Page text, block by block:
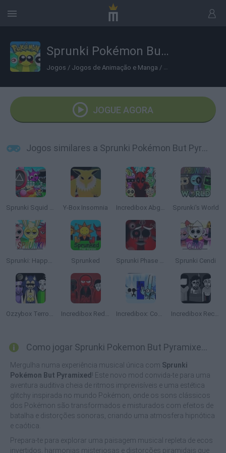
Sprunki Pokémon But Pyramixed
Jogos / Jogos de Animação e Manga / Jogos de Pokemon
JOGUE AGORA
Jogos similares a Sprunki Pokémon But Pyramixed
Sprunki Squid Game Y-Box Insomnia Incredibox Abgerny Sprunki's World
Sprunki: Happy Tree Friends Sprunked Sprunki Phase 10 Definitive Sprunki Cendi
Ozzybox Terrors: Incredibox with Horror Characters Incredibox Red Colorbox Incredibox: Cool As Ice Incredibox Recursed
Como jogar Sprunki Pokemon But Pyramixed?
Mergulha numa experiência musical única com Sprunki
Pokémon But Pyramixed ! Este novo mod convida-te para uma
aventura auditiva cheia de ritmos imprevisíveis e uma estética
glitchy inspirada no mundo Pokémon, onde os sons clássicos
dos Pokémon são transformados e misturados com efeitos de
batalha e distorções sonoras, criando uma atmosfera hipnótica
e caótica.
Prepara-te para explorar uma paisagem musical repleta de ecos
invertidos, harmonias misteriosas e distorções piramidais que